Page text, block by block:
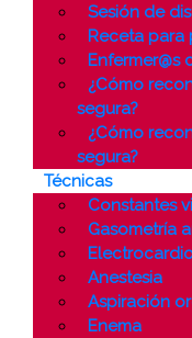
Sesión de
Receta para
Enfermer@s
¿Cómo
segura?
¿Cómo
segura?
Técnicas
Constantes
Gasometría
Anestesia
Aspiración
Enema